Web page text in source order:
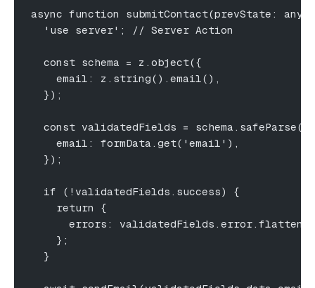
async function submitContact(prevState: any,
  'use server'; // Server Action
  const schema = z.object({
    email: z.string().email(),
  });
  const validatedFields = schema.safeParse({
    email: formData.get('email'),
  });
  if (!validatedFields.success) {
    return {
errors:
    };
  }